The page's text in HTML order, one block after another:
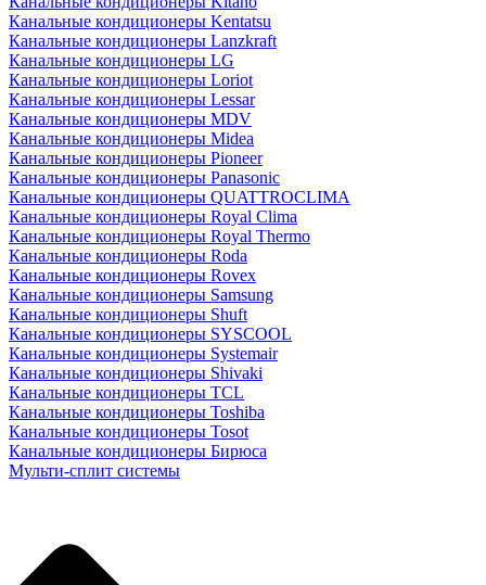
Канальные кондиционеры Kentatsu
Канальные кондиционеры Lanzkraft
Канальные кондиционеры LG
Канальные кондиционеры Loriot
Канальные кондиционеры Lessar
Канальные кондиционеры MDV
Канальные кондиционеры Midea
Канальные кондиционеры Pioneer
Канальные кондиционеры Panasonic
Канальные кондиционеры QUATTROCLIMA
Канальные кондиционеры Royal Clima
Канальные кондиционеры Royal Thermo
Канальные кондиционеры Roda
Канальные кондиционеры Rovex
Канальные кондиционеры Samsung
Канальные кондиционеры Shuft
Канальные кондиционеры SYSCOOL
Канальные кондиционеры Systemair
Канальные кондиционеры Shivaki
Канальные кондиционеры TCL
Канальные кондиционеры Toshiba
Канальные кондиционеры Tosot
Канальные кондиционеры Бирюса
Мульти-сплит системы